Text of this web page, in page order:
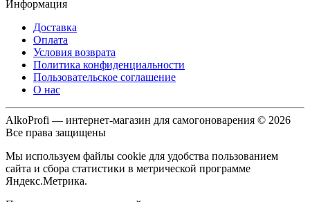
Информация
Доставка
Оплата
Условия возврата
Политика конфиденциальности
Пользовательское соглашение
О нас
AlkoProfi — интернет-магазин для самогоноварения © 2026
Все права защищены
Мы используем файлы cookie для удобства пользованием
сайта и сбора статистики в метрической программе
Яндекс.Метрика.